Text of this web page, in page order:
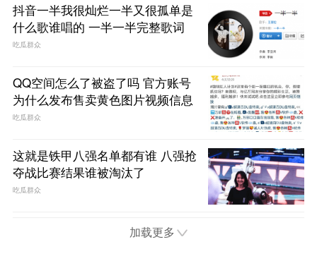
抖音一半我很灿烂一半又很孤单是
什么歌谁唱的 一半一半完整歌词
吃瓜群众
QQ空间怎么了被盗了吗 官方账号
为什么发布售卖黄色图片视频信息
吃瓜群众
这就是铁甲八强名单都有谁 八强抢
夺战比赛结果谁被淘汰了
吃瓜群众
加载更多